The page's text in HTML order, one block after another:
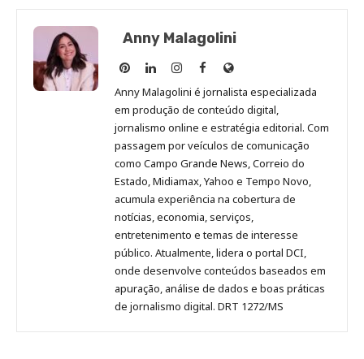
Anny Malagolini
Anny
Malagolini
no
Pinterest
Anny
Malagolini
no
LinkedIn
Anny
Malagolini
no
Instagram
Anny
Malagolini
no
Facebook
Site
de
Anny
Malagolini
Anny Malagolini é jornalista especializada
em produção de conteúdo digital,
jornalismo online e estratégia editorial. Com
passagem por veículos de comunicação
como Campo Grande News, Correio do
Estado, Midiamax, Yahoo e Tempo Novo,
acumula experiência na cobertura de
notícias, economia, serviços,
entretenimento e temas de interesse
público. Atualmente, lidera o portal DCI,
onde desenvolve conteúdos baseados em
apuração, análise de dados e boas práticas
de jornalismo digital. DRT 1272/MS